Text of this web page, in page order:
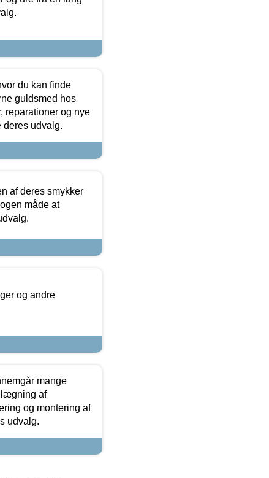
du kan finde
guldsmed hos
reparationer og nye
deres udvalg.
af deres smykker
måde at
og andre
mange
af
og montering af
udvalg.